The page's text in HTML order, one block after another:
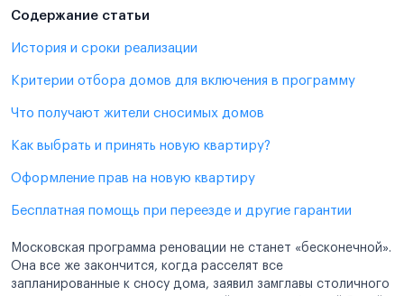
Содержание статьи
История и сроки реализации
Критерии отбора домов для включения в программу
Что получают жители сносимых домов
Как выбрать и принять новую квартиру?
Оформление прав на новую квартиру
Бесплатная помощь при переезде и другие гарантии
Московская программа реновации не станет «бесконечной».
Она все же закончится, когда расселят все
запланированные к сносу дома, заявил замглавы столичного